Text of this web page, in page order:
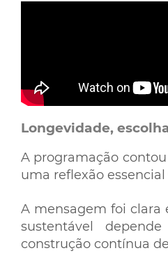
Longevidade,
A programação
uma reflexão
A mensagem foi clara
sustentável
construção contínua